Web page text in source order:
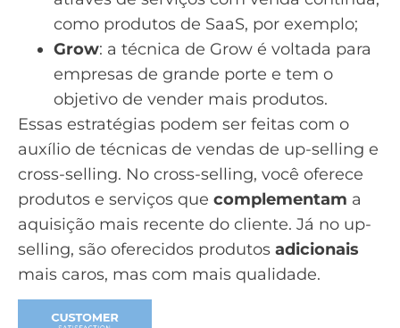
como produtos de SaaS, por exemplo;
Grow: a técnica de Grow é voltada para
empresas de grande porte e tem o
objetivo de vender mais produtos.
Essas estratégias podem ser feitas com o
auxílio de técnicas de vendas de up-selling e
cross-selling. No cross-selling, você oferece
produtos e serviços que complementam a
aquisição mais recente do cliente. Já no up-
selling, são oferecidos produtos adicionais
mais caros, mas com mais qualidade.